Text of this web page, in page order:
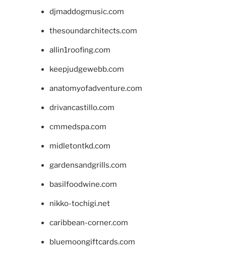
djmaddogmusic.com
thesoundarchitects.com
allin1roofing.com
keepjudgewebb.com
anatomyofadventure.com
drivancastillo.com
cmmedspa.com
midletontkd.com
gardensandgrills.com
basilfoodwine.com
nikko-tochigi.net
caribbean-corner.com
bluemoongiftcards.com